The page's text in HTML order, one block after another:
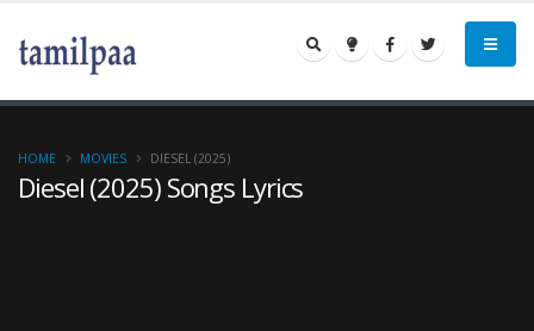
Diesel (2025) Songs Lyrics
HOME MOVIES DIESEL (2025)